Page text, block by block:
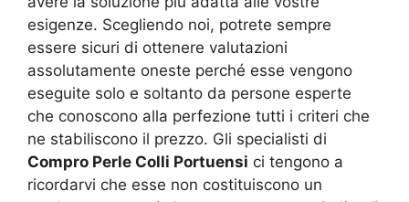
esigenze. Scegliendo noi, potrete sempre
essere sicuri di ottenere valutazioni
assolutamente oneste perché esse vengono
eseguite solo e soltanto da persone esperte
che conoscono alla perfezione tutti i criteri che
ne stabiliscono il prezzo. Gli specialisti di
Compro Perle Colli Portuensi ci tengono a
ricordarvi che esse non costituiscono un